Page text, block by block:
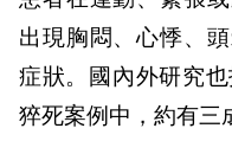
出現胸悶、心悸、
症狀。國內外研究也
猝死案例中，約有三